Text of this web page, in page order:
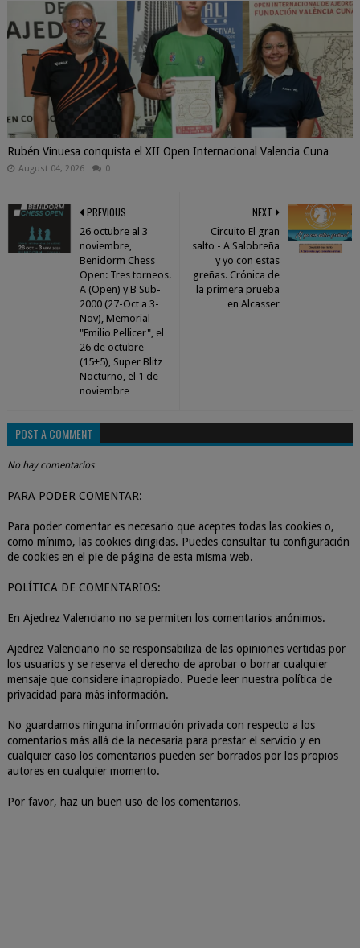
Rubén Vinuesa conquista el XII Open Internacional Valencia Cuna
August 04, 2026 0
NEXT
Circuito El gran
salto - A Salobreña
y yo con estas
greñas. Crónica de
la primera prueba
en Alcasser
PREVIOUS
26 octubre al 3
noviembre,
Benidorm Chess
Open: Tres torneos.
A (Open) y B Sub-
2000 (27-Oct a 3-
Nov), Memorial
"Emilio Pellicer", el
26 de octubre
(15+5), Super Blitz
Nocturno, el 1 de
noviembre
POST A COMMENT
No hay comentarios
PARA PODER COMENTAR:
Para poder comentar es necesario que aceptes todas las cookies o,
como mínimo, las cookies dirigidas. Puedes consultar tu configuración
de cookies en el pie de página de esta misma web.
POLÍTICA DE COMENTARIOS:
En Ajedrez Valenciano no se permiten los comentarios anónimos.
Ajedrez Valenciano no se responsabiliza de las opiniones vertidas por
los usuarios y se reserva el derecho de aprobar o borrar cualquier
mensaje que considere inapropiado. Puede leer nuestra política de
privacidad para más información.
No guardamos ninguna información privada con respecto a los
comentarios más allá de la necesaria para prestar el servicio y en
cualquier caso los comentarios pueden ser borrados por los propios
autores en cualquier momento.
Por favor, haz un buen uso de los comentarios.